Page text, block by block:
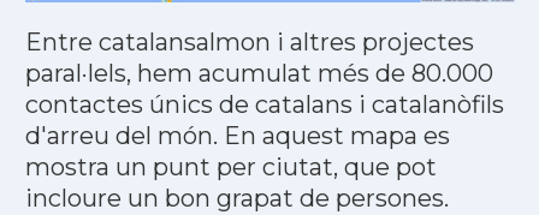
Entre catalansalmon i altres projectes
paral·lels, hem acumulat més de 80.000
contactes únics de catalans i catalanòfils
d'arreu del món. En aquest mapa es
mostra un punt per ciutat, que pot
incloure un bon grapat de persones.